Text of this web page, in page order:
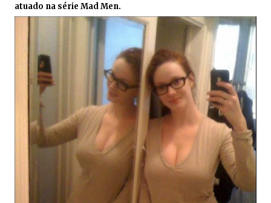
atuado na série Mad Men.